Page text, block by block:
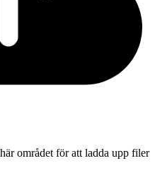
området för att ladda upp filer